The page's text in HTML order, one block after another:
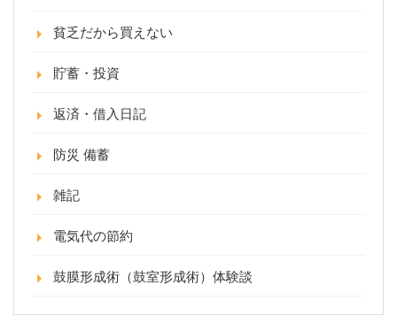
貧乏だから買えない
貯蓄・投資
返済・借入日記
防災 備蓄
雑記
電気代の節約
鼓膜形成術（鼓室形成術）体験談